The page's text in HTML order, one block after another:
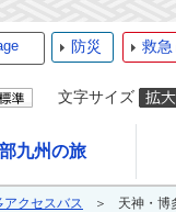
防災 救急
文字サイズ
九州の旅
アクセスバス
天神・博